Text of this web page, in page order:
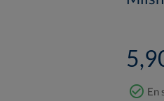
check_circle_outline En